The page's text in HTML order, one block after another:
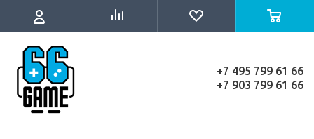
+7 495 799 61 66
+7 903 799 61 66